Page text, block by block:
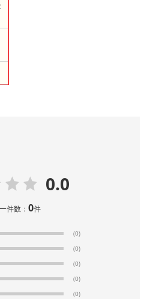
0.0
件数：0件
(0)
(0)
(0)
(0)
(0)